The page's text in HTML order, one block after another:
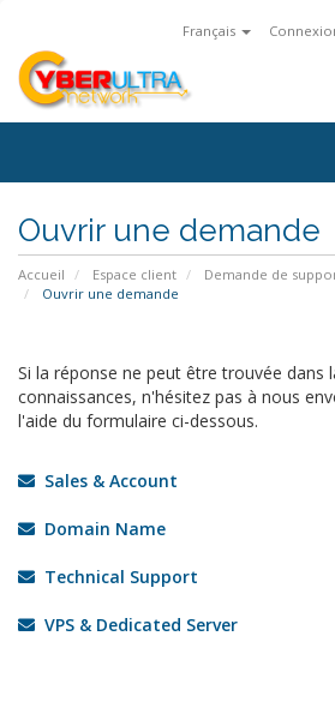
Français
Ouvrir une demande
Accueil Espace client
Demande de
Ouvrir une demande
Si la réponse ne peut être trouvée dans
connaissances, n'hésitez pas à nous
l'aide du formulaire ci-dessous.
Sales & Account
Domain Name
Technical Support
VPS & Dedicated Server